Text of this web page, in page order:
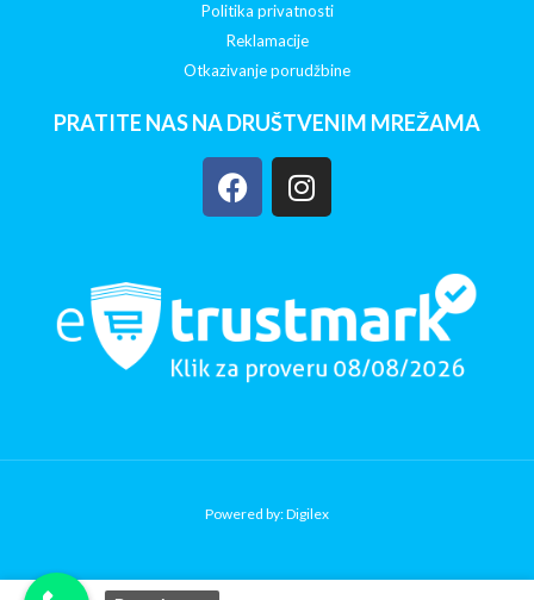
Politika privatnosti
Reklamacije
Otkazivanje porudžbine
PRATITE NAS NA DRUŠTVENIM MREŽAMA
Powered by: Digilex
Starts
Copy Verify Installation